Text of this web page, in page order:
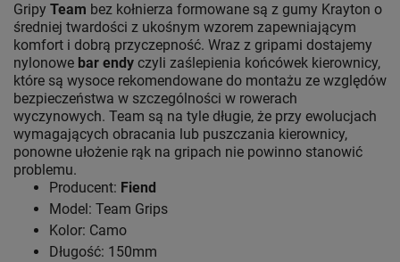
Gripy Team bez kołnierza formowane są z gumy Krayton o
średniej twardości z ukośnym wzorem zapewniającym
komfort i dobrą przyczepność. Wraz z gripami dostajemy
nylonowe bar endy czyli zaślepienia końcówek kierownicy,
które są wysoce rekomendowane do montażu ze względów
bezpieczeństwa w szczególności w rowerach
wyczynowych. Team są na tyle długie, że przy ewolucjach
wymagających obracania lub puszczania kierownicy,
ponowne ułożenie rąk na gripach nie powinno stanowić
problemu.
Producent: Fiend
Model: Team Grips
Kolor: Camo
Długość: 150mm